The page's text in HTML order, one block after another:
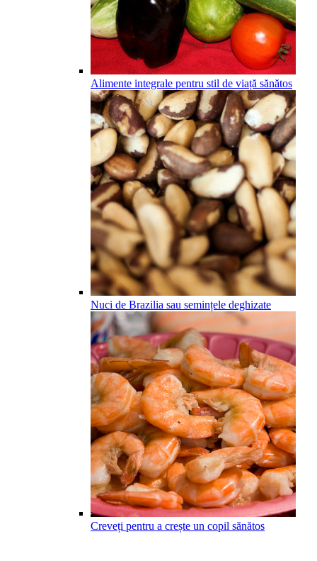
Alimente integrale pentru stil de viață sănătos
Nuci de Brazilia sau semințele deghizate
Creveți pentru a crește un copil sănătos